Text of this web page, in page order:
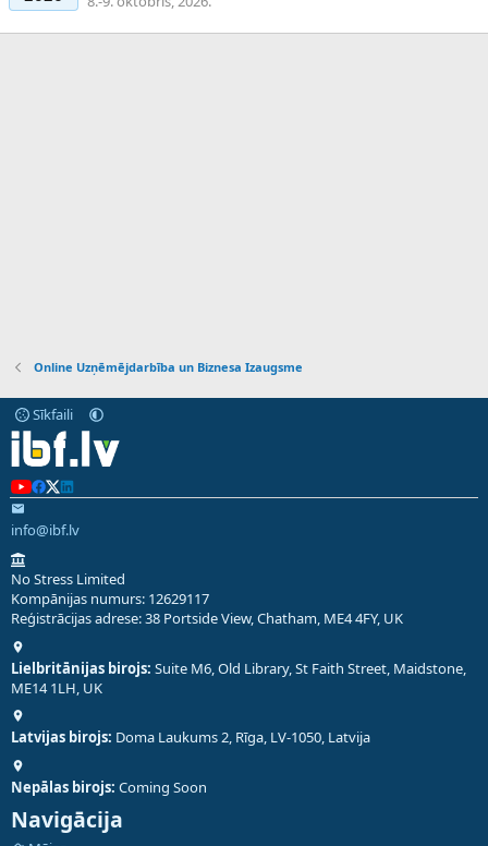
Online Uzņēmējdarbība un Biznesa Izaugsme
Sīkfaili
info@ibf.lv
No Stress Limited
Kompānijas numurs: 12629117
Reģistrācijas adrese: 38 Portside View, Chatham, ME4 4FY, UK
Lielbritānijas birojs: Suite M6, Old Library, St Faith Street, Maidstone,
ME14 1LH, UK
Latvijas birojs: Doma Laukums 2, Rīga, LV-1050, Latvija
Nepālas birojs: Coming Soon
Navigācija